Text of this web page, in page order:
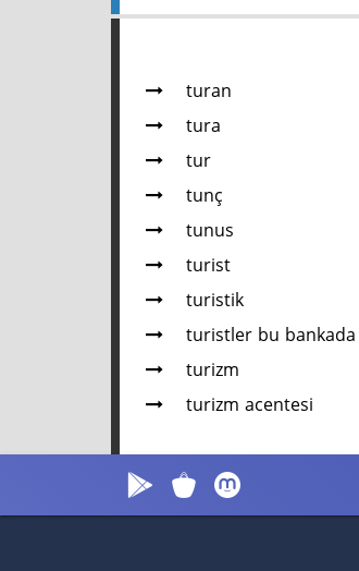
turan
tura
tur
tunç
tunus
turist
turistik
turistler bu
turizm
turizm acentesi